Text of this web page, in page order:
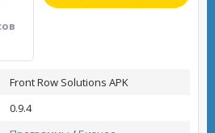
Front Row Solutions APK
0.9.4